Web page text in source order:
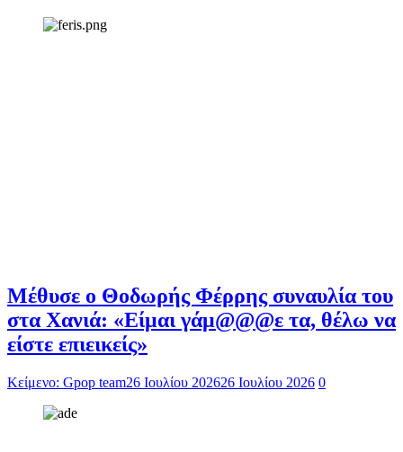
Μέθυσε ο Θοδωρής Φέρρης συναυλία του
στα Χανιά: «Είμαι γάμ@@@ε τα, θέλω να
είστε επιεικείς»
Κείμενο: Gpop team26 Ιουλίου 202626 Ιουλίου 2026 0